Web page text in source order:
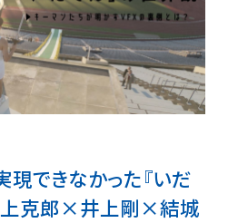
できなかった『いだ
上克郎×井上剛×結城